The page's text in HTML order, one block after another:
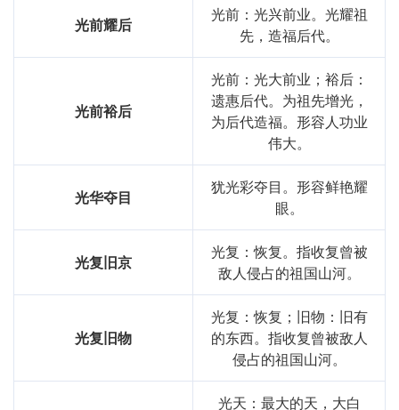
字义分解
yīn xū dù,duó guāng
光前耀后
光前：光兴前业。光耀祖
先，造福后代。
光前裕后
光前：光大前业；裕后：
遗惠后代。为祖先增光，
为后代造福。形容人功业
伟大。
光华夺目
犹光彩夺目。形容鲜艳耀
眼。
光复旧京
光复：恢复。指收复曾被
敌人侵占的祖国山河。
光复旧物
光复：恢复；旧物：旧有
的东西。指收复曾被敌人
侵占的祖国山河。
光天：最大的天，大白